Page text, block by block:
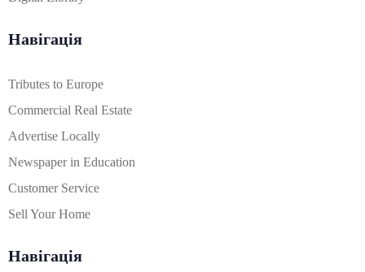
Навігація
Tributes to Europe
Commercial Real Estate
Advertise Locally
Newspaper in Education
Customer Service
Sell Your Home
Навігація